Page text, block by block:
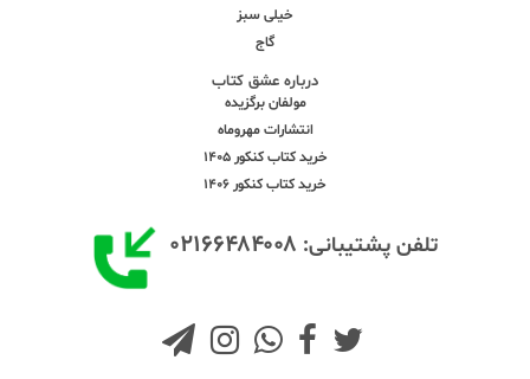
خیلی سبز
گاج
درباره عشق کتاب
مولفان برگزیده
انتشارات مهروماه
خرید کتاب کنکور 1405
خرید کتاب کنکور 1406
تلفن پشتیبانی: ۰۲۱۶۶۴۸۴۰۰۸